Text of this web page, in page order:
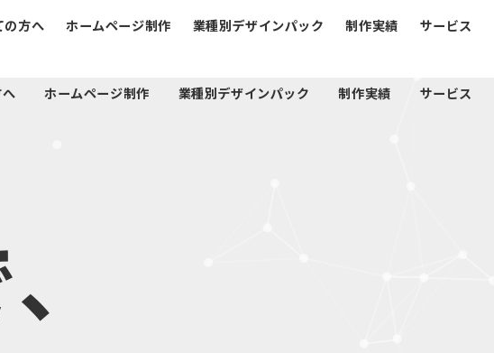
ホームページ制作 業種別デザインパック 制作実績 サービス
の方へ ホームページ制作 業種別デザインパック 制作実績 サービス